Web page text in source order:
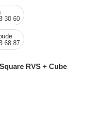
30 60
68 87
RVS + Cube